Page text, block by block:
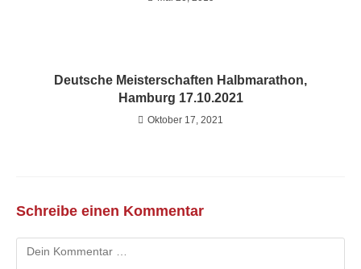
Deutsche Meisterschaften Halbmarathon,
Hamburg 17.10.2021
Oktober 17, 2021
Schreibe einen Kommentar
Kommentar